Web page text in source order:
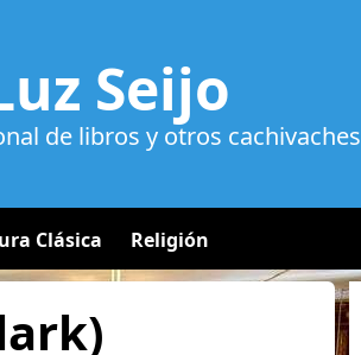
Seijo
de libros y otros cachivaches
Clásica Religión